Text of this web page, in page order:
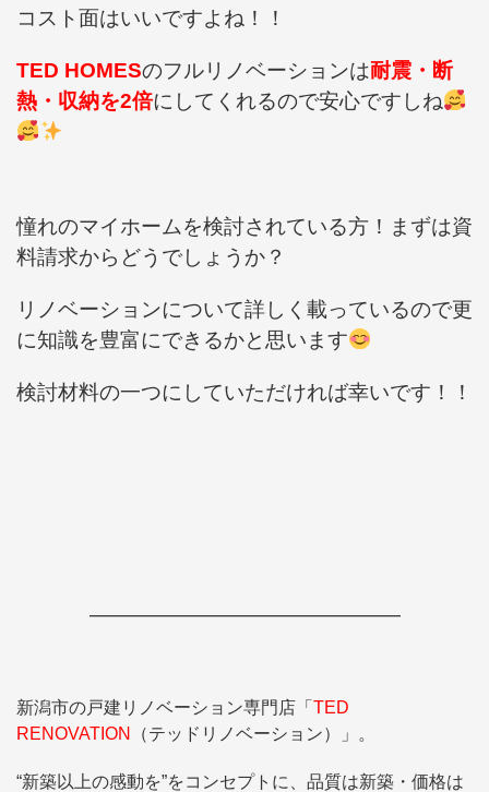
コスト面はいいですよね！！
TED HOMESのフルリノベーションは耐震・断
熱・収納を2倍にしてくれるので安心ですしね
憧れのマイホームを検討されている方！まずは資
料請求からどうでしょうか？
リノベーションについて詳しく載っているので更
に知識を豊富にできるかと思います
検討材料の一つにしていただければ幸いです！！
―――――――――――――――
新潟市の戸建リノベーション専門店「 TED
RENOVATION
（テッドリノベーション）」。
“新築以上の感動を”をコンセプトに、品質は新築・価格は